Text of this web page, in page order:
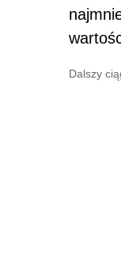
Dalszy